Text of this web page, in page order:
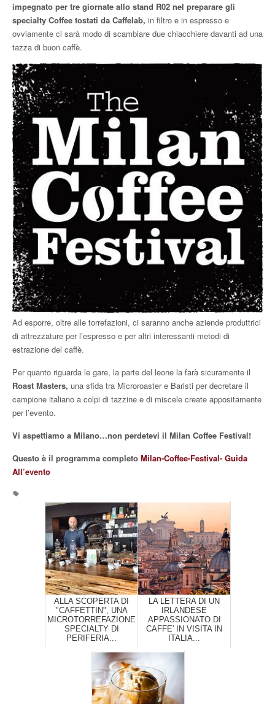
impegnato per tre giornate allo stand R02 nel preparare gli
specialty Coffee tostati da Caffelab, in filtro e in espresso e
ovviamente ci sarà modo di scambiare due chiacchiere davanti ad una
tazza di buon caffè.
Ad esporre, oltre alle torrefazioni, ci saranno anche aziende produttrici
di attrezzature per l’espresso e per altri interessanti metodi di
estrazione del caffè.
Per quanto riguarda le gare, la parte del leone la farà sicuramente il
Roast Masters, una sfida tra Microroaster e Baristi per decretare il
campione italiano a colpi di tazzine e di miscele create appositamente
per l’evento.
Vi aspettiamo a Milano…non perdetevi il Milan Coffee Festival!
Questo è il programma completo Milan-Coffee-Festival- Guida
All’evento
ALLA SCOPERTA DI
"CAFFETTIN", UNA
MICROTORREFAZIONE
SPECIALTY DI
PERIFERIA...
LA LETTERA DI UN
IRLANDESE
APPASSIONATO DI
CAFFE' IN VISITA IN
ITALIA...